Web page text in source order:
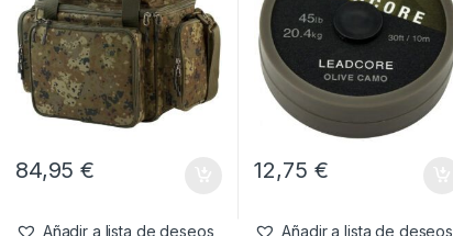
84,95€
Añadir a lista de deseos
12,75 €
Añadir a lista de deseos